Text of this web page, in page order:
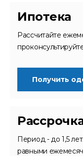
Ипотека
Рассчитайте
Получить
Период - до 1,5
равными